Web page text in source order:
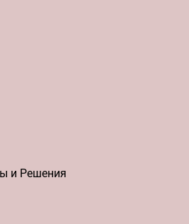
и Решения